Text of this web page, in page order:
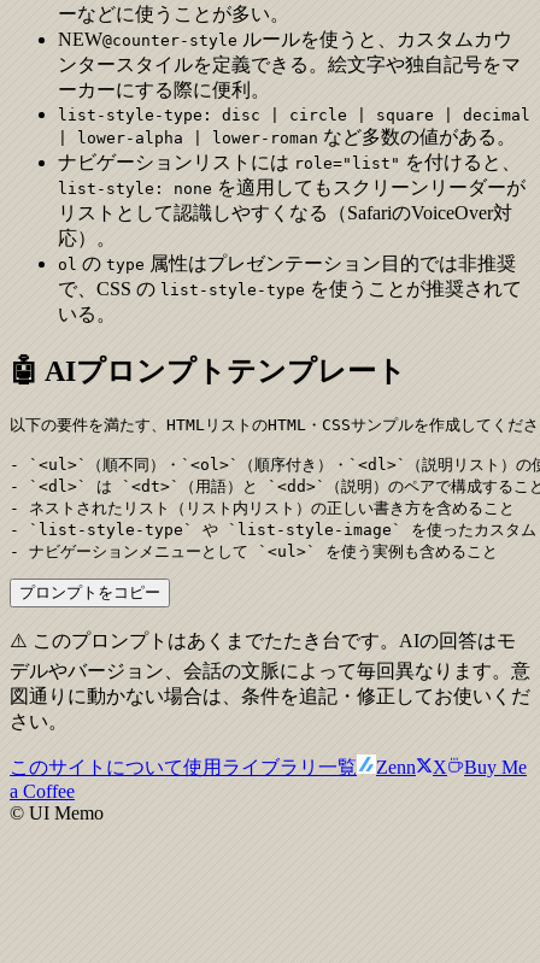
ーなどに使うことが多い。
NEW@counter-style ルールを使うと、カスタムカウ
ンタースタイルを定義できる。絵文字や独自記号をマ
ーカーにする際に便利。
list-style-type: disc | circle | square | decimal
| lower-alpha | lower-roman など多数の値がある。
ナビゲーションリストには role="list" を付けると、
list-style: none を適用してもスクリーンリーダーが
リストとして認識しやすくなる（SafariのVoiceOver対
応）。
ol の type 属性はプレゼンテーション目的では非推奨
で、CSS の list-style-type を使うことが推奨されて
いる。
🤖 AIプロンプトテンプレート
以下の要件を満たす、HTMLリストのHTML・CSSサンプルを作成してくだ
- `<ul>`（順不同）・`<ol>`（順序付き）・`<dl>`（説明リスト）の
- `<dl>` は `<dt>`（用語）と `<dd>`（説明）のペアで構成するこ
- ネストされたリスト（リスト内リスト）の正しい書き方を含めること
- `list-style-type` や `list-style-image` を使ったカスタムリス
- ナビゲーションメニューとして `<ul>` を使う実例も含めること
プロンプトをコピー
⚠️ このプロンプトはあくまでたたき台です。AIの回答はモ
デルやバージョン、会話の文脈によって毎回異なります。意
図通りに動かない場合は、条件を追記・修正してお使いくだ
さい。
このサイトについて使用ライブラリ一覧 Zenn X
Buy Me
a Coffee
© UI Memo